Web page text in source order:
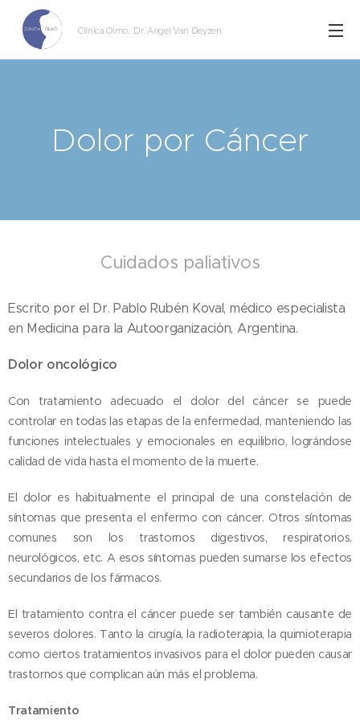
Clínica Olmo. Dr. Angel Van Deyzen
Dolor por Cáncer
Cuidados paliativos
Escrito por el Dr. Pablo Rubén Koval, médico especialista
en Medicina para la Autoorganización, Argentina.
Dolor oncológico
Con tratamiento adecuado el dolor del cáncer se puede
controlar en todas las etapas de la enfermedad, manteniendo las
funciones intelectuales y emocionales en equilibrio, lográndose
calidad de vida hasta el momento de la muerte.
El dolor es habitualmente el principal de una constelación de
síntomas que presenta el enfermo con cáncer. Otros síntomas
comunes son los trastornos digestivos, respiratorios,
neurológicos, etc. A esos síntomas pueden sumarse los efectos
secundarios de los fármacos.
El tratamiento contra el cáncer puede ser también causante de
severos dolores. Tanto la cirugía, la radioterapia, la quimioterapia
como ciertos tratamientos invasivos para el dolor pueden causar
trastornos que complican aún más el problema.
Tratamiento